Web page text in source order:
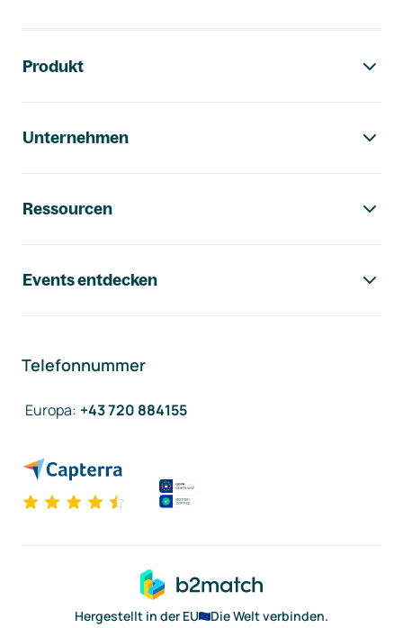
Produkt
Unternehmen
Ressourcen
Events entdecken
Telefonnummer
Europa: +43 720 884155
Hergestellt in der EU
Die Welt verbinden.